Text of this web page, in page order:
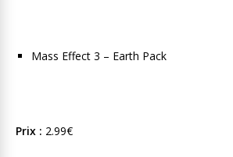
Mass Effect 3 – Earth Pack
Prix : 2.99€